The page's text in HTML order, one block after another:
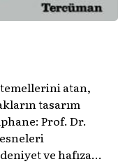
atan,
tasarım
Prof. Dr.
ve hafıza